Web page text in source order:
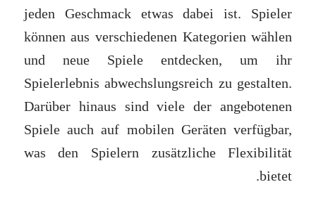
jeden Geschmack etwas dabei ist. Spieler
können aus verschiedenen Kategorien wählen
und neue Spiele entdecken, um ihr
Spielerlebnis abwechslungsreich zu gestalten.
Darüber hinaus sind viele der angebotenen
Spiele auch auf mobilen Geräten verfügbar,
was den Spielern zusätzliche Flexibilität
bietet.